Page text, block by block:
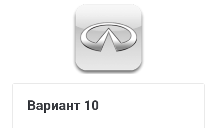
Вариант 10